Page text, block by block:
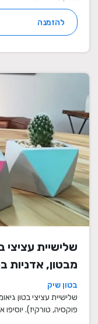
להזמנה
שלישיית עציצי
מבטון, אדניות
מיוחדים,
מתנות לחגים
בטון שיק
שלישיית עציצי בטון
פוקסיה, טורקיז). יוסיפו